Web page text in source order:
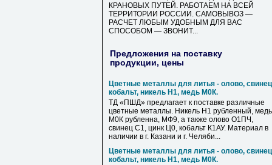
КРАНОВЫХ ПУТЕЙ. РАБОТАЕМ НА ВСЕЙ
ТЕРРИТОРИИ РОССИИ. САМОВЫВОЗ —
РАСЧЕТ ЛЮБЫМ УДОБНЫМ ДЛЯ ВАС
СПОСОБОМ — ЗВОНИТ...
Предложения на поставку
продукции, цены
Цветные металлы для литья - олово,
кобальт, никель Н1, медь М0К.
ТД «ПШД» предлагает к поставке различные
цветные металлы. Никель Н1 рубленный, медь
М0К рубленна, МФ9, а также олово О1ПЧ,
свинец С1, цинк Ц0, кобальт К1АУ. Материал в
наличии в г. Казани и г. Челяби...
Цветные металлы для литья - олово,
кобальт, никель Н1, медь М0К.